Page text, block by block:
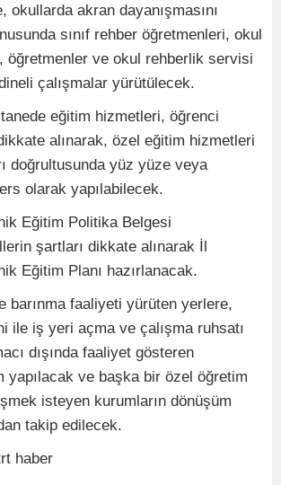
okullarda akran dayanışmasını
sınıf rehber öğretmenleri, okul
öğretmenler ve okul rehberlik servisi
çalışmalar yürütülecek.
eğitim hizmetleri, öğrenci
alınarak, özel eğitim hizmetleri
doğrultusunda yüz yüze veya
olarak yapılabilecek.
Eğitim Politika Belgesi
şartları dikkate alınarak İl
Eğitim Planı hazırlanacak.
barınma faaliyeti yürüten yerlere,
ile iş yeri açma ve çalışma ruhsatı
dışında faaliyet gösteren
yapılacak ve başka bir özel öğretim
isteyen kurumların dönüşüm
takip edilecek.
haber